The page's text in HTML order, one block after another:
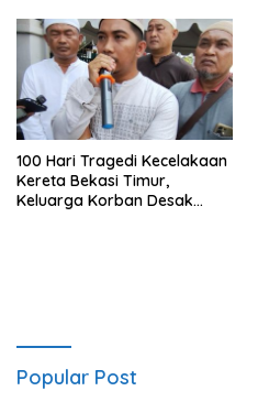
100 Hari Tragedi Kecelakaan
Kereta Bekasi Timur,
Keluarga Korban Desak
Popular Post